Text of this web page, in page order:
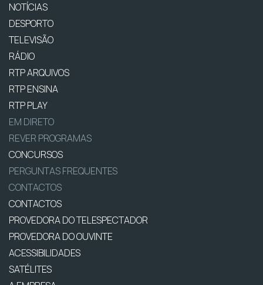
NOTÍCIAS
DESPORTO
TELEVISÃO
RÁDIO
RTP ARQUIVOS
RTP ENSINA
RTP PLAY
EM DIRETO
REVER PROGRAMAS
CONCURSOS
PERGUNTAS FREQUENTES
CONTACTOS
CONTACTOS
PROVEDORA DO TELESPECTADOR
PROVEDORA DO OUVINTE
ACESSIBILIDADES
SATÉLITES